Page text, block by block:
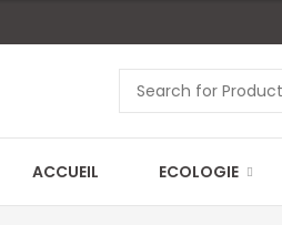
ACCUEIL ECOLOGIE